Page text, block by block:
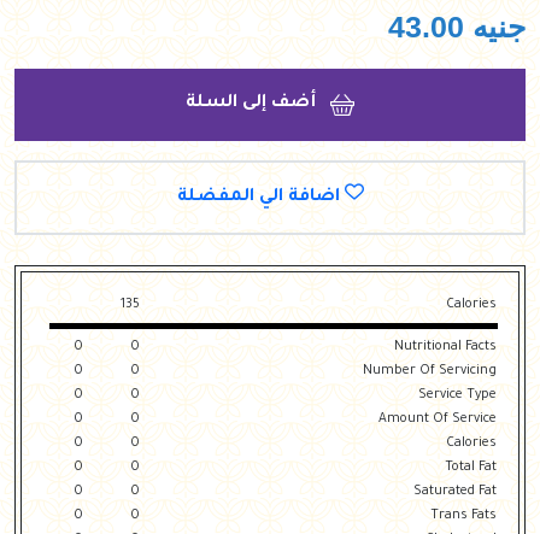
جنيه 43.00
أضف إلى السلة
اضافة الي المفضلة
Calories
135
Nutritional Facts
0
0
Number Of Servicing
0
0
Service Type
0
0
Amount Of Service
0
0
Calories
0
0
Total Fat
0
0
Saturated Fat
0
0
Trans Fats
0
0